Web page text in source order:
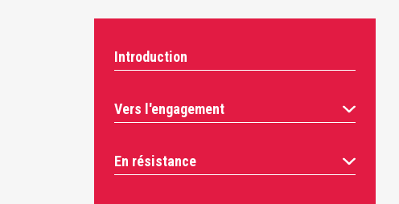
Introduction
Vers l'engagement
En résistance